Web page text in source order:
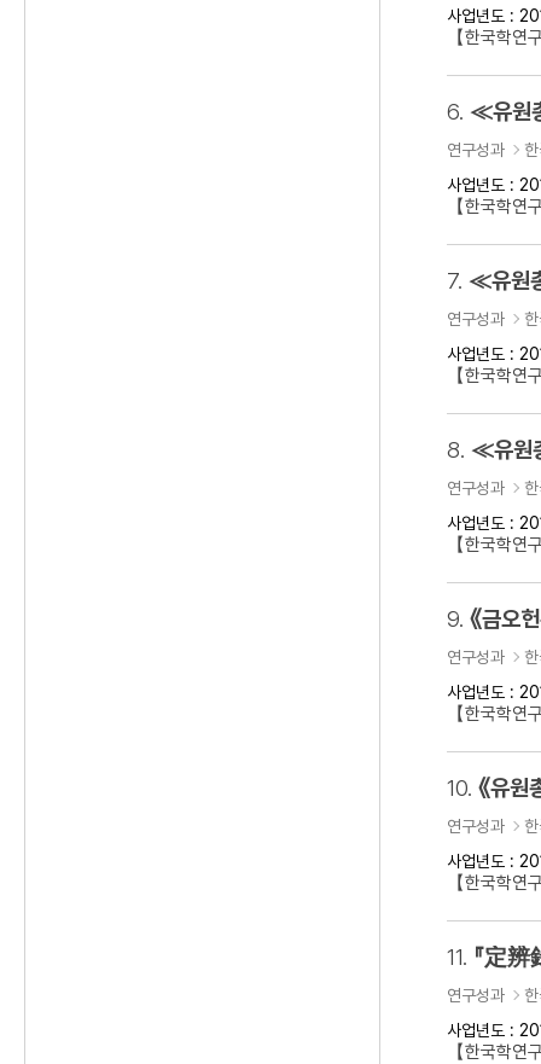
사업년도 :
【한국
6. ≪유원
연구성과
사업년도 :
【한국
7. ≪유원
연구성과
사업년도 :
【한국
8. ≪유원
연구성과
사업년도 :
【한국
9. 《금오
연구성과
사업년도 :
【한국학
10. 《유
연구성과
사업년도 :
【한국학
11. 『定辨
연구성과
사업년도 :
【한국학